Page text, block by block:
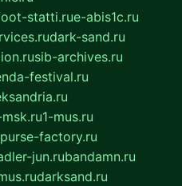
statti.rue-abis1c.ru
dark-sand.ru
sib-archives.ru
festival.ru
1-mus.ru
purse-factory.ru
jun.rubandamn.ru
darksand.ru